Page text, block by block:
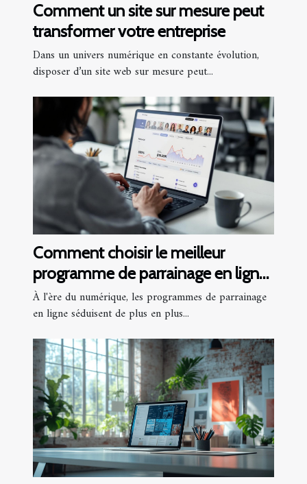
Comment un site sur mesure peut
transformer votre entreprise
Dans un univers numérique en constante évolution,
disposer d’un site web sur mesure peut...
Comment choisir le meilleur
programme de parrainage en ligne
?
À l'ère du numérique, les programmes de parrainage
en ligne séduisent de plus en plus...